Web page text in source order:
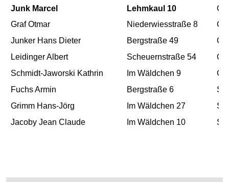
Junk Marcel
Lehmkaul 10
Graf Otmar
Niederwiesstraße 8
Junker Hans Dieter
Bergstraße 49
Leidinger Albert
Scheuernstraße 54
Schmidt-Jaworski Kathrin
Im Wäldchen 9
Fuchs Armin
Bergstraße 6
Grimm Hans-Jörg
Im Wäldchen 27
Jacoby Jean Claude
Im Wäldchen 10